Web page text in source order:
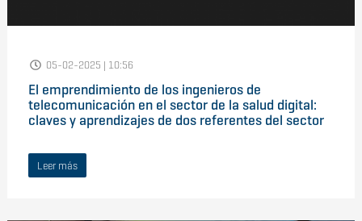
05-02-2025 | 10:56
El emprendimiento de los ingenieros de
telecomunicación en el sector de la salud digital:
claves y aprendizajes de dos referentes del sector
Leer más